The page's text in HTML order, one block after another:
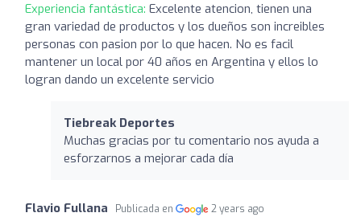
Experiencia fantástica: Excelente atencion, tienen una
gran variedad de productos y los dueños son increibles
personas con pasion por lo que hacen. No es facil
mantener un local por 40 años en Argentina y ellos lo
logran dando un excelente servicio
Tiebreak Deportes
Muchas gracias por tu comentario nos ayuda a
esforzarnos a mejorar cada día
Flavio Fullana Publicada en 2 years ago